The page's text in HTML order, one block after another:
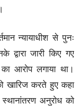
न्यायाधीश से पुनः
जारी किए गए
आरोप लगाया था।
खारिज करते हुए कहा
अनुरोध को